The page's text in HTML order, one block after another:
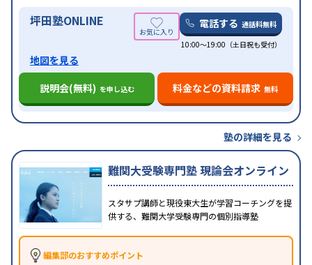
坪田塾ONLINE 電話する 通話料無料
10:00～19:00（土日祝も受付）
地図を見る
説明会(無料) を申し込む 料金などの資料請求 無料
塾の詳細を見る
難関大受験専門塾 現論会オンライン
スタサプ講師と現役東大生が学習コーチングを提
供する、難関大学受験専門の個別指導塾
編集部のおすすめポイント